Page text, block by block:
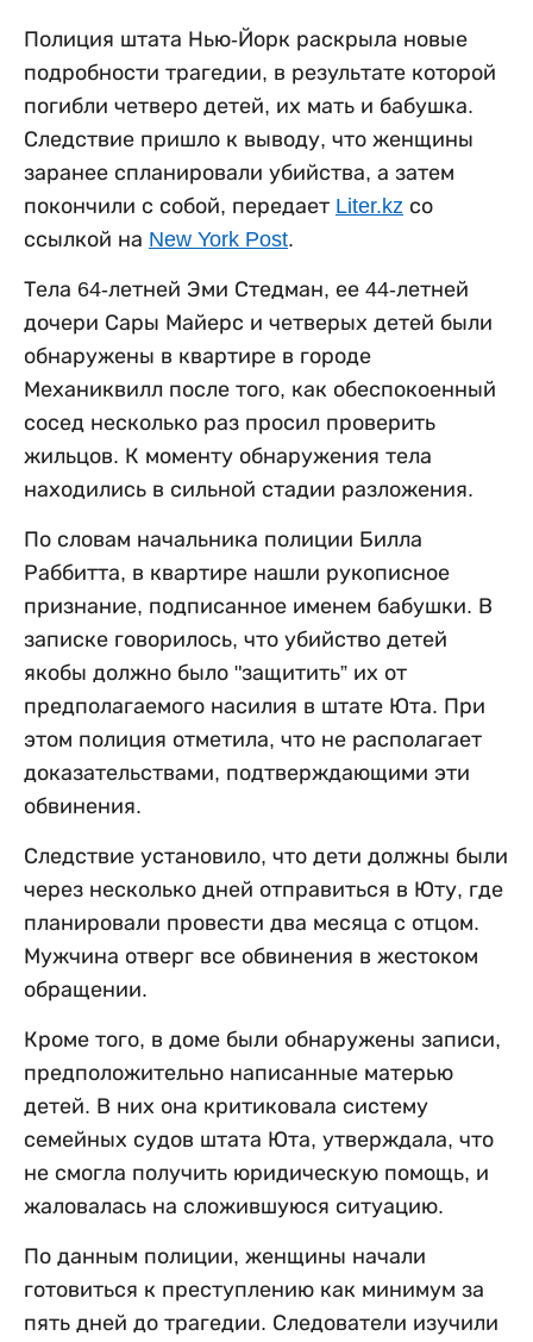
Полиция штата Нью-Йорк раскрыла новые
подробности трагедии, в результате которой
погибли четверо детей, их мать и бабушка.
Следствие пришло к выводу, что женщины
заранее спланировали убийства, а затем
покончили с собой, передает Liter.kz со
ссылкой на New York Post.
Тела 64-летней Эми Стедман, ее 44-летней
дочери Сары Майерс и четверых детей были
обнаружены в квартире в городе
Механиквилл после того, как обеспокоенный
сосед несколько раз просил проверить
жильцов. К моменту обнаружения тела
находились в сильной стадии разложения.
По словам начальника полиции Билла
Раббитта, в квартире нашли рукописное
признание, подписанное именем бабушки. В
записке говорилось, что убийство детей
якобы должно было "защитить” их от
предполагаемого насилия в штате Юта. При
этом полиция отметила, что не располагает
доказательствами, подтверждающими эти
обвинения.
Следствие установило, что дети должны были
через несколько дней отправиться в Юту, где
планировали провести два месяца с отцом.
Мужчина отверг все обвинения в жестоком
обращении.
Кроме того, в доме были обнаружены записи,
предположительно написанные матерью
детей. В них она критиковала систему
семейных судов штата Юта, утверждала, что
не смогла получить юридическую помощь, и
жаловалась на сложившуюся ситуацию.
По данным полиции, женщины начали
готовиться к преступлению как минимум за
пять дней до трагедии. Следователи изучили